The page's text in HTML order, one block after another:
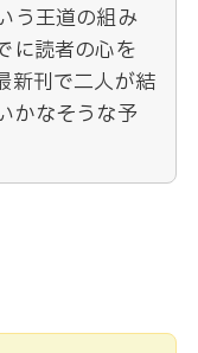
う王道の組み
に読者の心を
新刊で二人が結
かなそうな予